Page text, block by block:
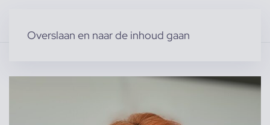
Overslaan en naar de inhoud gaan